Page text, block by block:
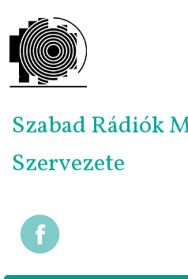
Szabad Rádiók
Szervezete